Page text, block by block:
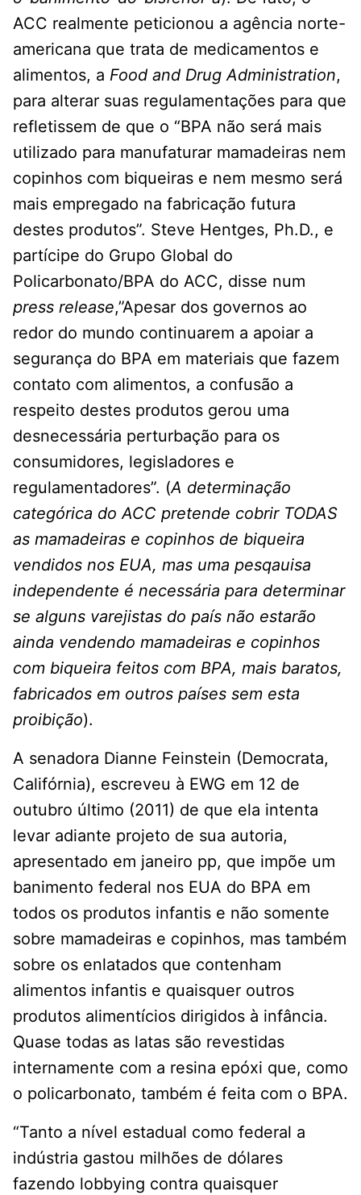
ACC realmente peticionou a agência norte-
americana que trata de medicamentos e
alimentos, a Food and Drug Administration,
para alterar suas regulamentações para que
refletissem de que o “BPA não será mais
utilizado para manufaturar mamadeiras nem
copinhos com biqueiras e nem mesmo será
mais empregado na fabricação futura
destes produtos”. Steve Hentges, Ph.D., e
partícipe do Grupo Global do
Policarbonato/BPA do ACC, disse num
press release,”Apesar dos governos ao
redor do mundo continuarem a apoiar a
segurança do BPA em materiais que fazem
contato com alimentos, a confusão a
respeito destes produtos gerou uma
desnecessária perturbação para os
consumidores, legisladores e
regulamentadores”. (A determinação
categórica do ACC pretende cobrir TODAS
as mamadeiras e copinhos de biqueira
vendidos nos EUA, mas uma pesqauisa
independente é necessária para determinar
se alguns varejistas do país não estarão
ainda vendendo mamadeiras e copinhos
com biqueira feitos com BPA, mais baratos,
fabricados em outros países sem esta
proibição).
A senadora Dianne Feinstein (Democrata,
Califórnia), escreveu à EWG em 12 de
outubro último (2011) de que ela intenta
levar adiante projeto de sua autoria,
apresentado em janeiro pp, que impõe um
banimento federal nos EUA do BPA em
todos os produtos infantis e não somente
sobre mamadeiras e copinhos, mas também
sobre os enlatados que contenham
alimentos infantis e quaisquer outros
produtos alimentícios dirigidos à infância.
Quase todas as latas são revestidas
internamente com a resina epóxi que, como
o policarbonato, também é feita com o BPA.
“Tanto a nível estadual como federal a
indústria gastou milhões de dólares
fazendo lobbying contra quaisquer